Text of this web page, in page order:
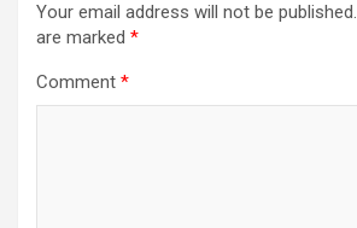
Your email address will not be published.
are marked *
Comment *